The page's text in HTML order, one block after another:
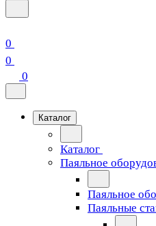
0
0
0
Каталог
Каталог
Паяльное
Паяльное
Паяльные